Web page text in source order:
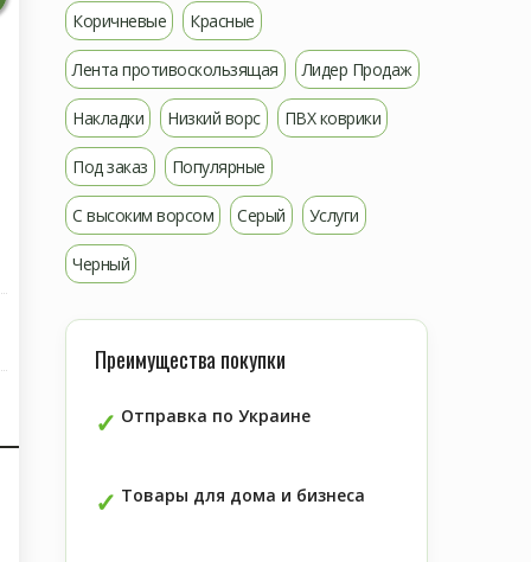
Коричневые Красные
Лента противоскользящая Лидер Продаж
Накладки Низкий ворс ПВХ коврики
Под заказ Популярные
С высоким ворсом Серый Услуги
Черный
Преимущества покупки
Отправка по Украине
Товары для дома и бизнеса